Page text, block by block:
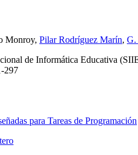
Monroy, Pilar Rodríguez Marín, G.
de Informática Educativa
297
para Tareas de Programación